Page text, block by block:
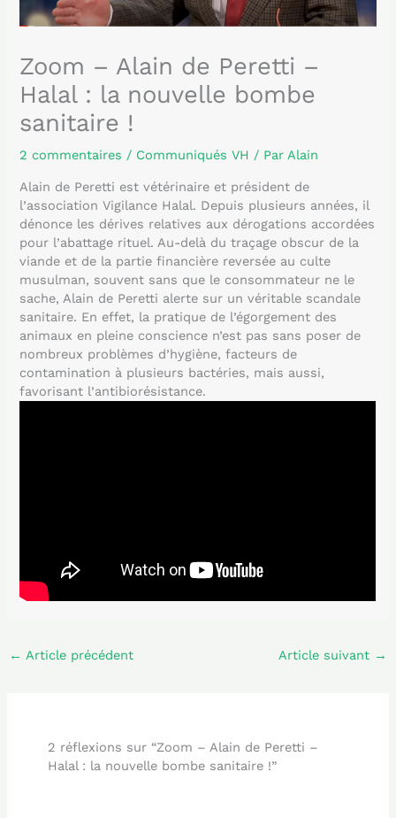
Zoom – Alain de Peretti –
Halal : la nouvelle bombe
sanitaire !
2 commentaires / Communiqués VH / ParAlain
Alain de Peretti est vétérinaire et président de
l’association Vigilance Halal. Depuis plusieurs années, il
dénonce les dérives relatives aux dérogations accordées
pour l’abattage rituel. Au-delà du traçage obscur de la
viande et de la partie financière reversée au culte
musulman, souvent sans que le consommateur ne le
sache, Alain de Peretti alerte sur un véritable scandale
sanitaire. En effet, la pratique de l’égorgement des
animaux en pleine conscience n’est pas sans poser de
nombreux problèmes d’hygiène, facteurs de
contamination à plusieurs bactéries, mais aussi,
favorisant l’antibiorésistance.
← Article précédent Article suivant →
2 réflexions sur “Zoom – Alain de Peretti –
Halal : la nouvelle bombe sanitaire !”